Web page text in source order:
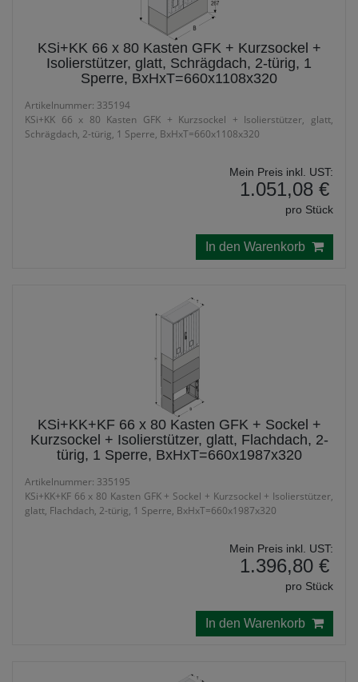
KSi+KK 66 x 80 Kasten GFK + Kurzsockel +
Isolierstützer, glatt, Schrägdach, 2-türig, 1
Sperre, BxHxT=660x1108x320
Artikelnummer: 335194
KSi+KK 66 x 80 Kasten GFK + Kurzsockel + Isolierstützer, glatt,
Schrägdach, 2-türig, 1 Sperre, BxHxT=660x1108x320
Mein Preis inkl. UST:
1.051,08 €
pro Stück
In den Warenkorb
KSi+KK+KF 66 x 80 Kasten GFK + Sockel +
Kurzsockel + Isolierstützer, glatt, Flachdach, 2-
türig, 1 Sperre, BxHxT=660x1987x320
Artikelnummer: 335195
KSi+KK+KF 66 x 80 Kasten GFK + Sockel + Kurzsockel + Isolierstützer,
glatt, Flachdach, 2-türig, 1 Sperre, BxHxT=660x1987x320
Mein Preis inkl. UST:
1.396,80 €
pro Stück
In den Warenkorb